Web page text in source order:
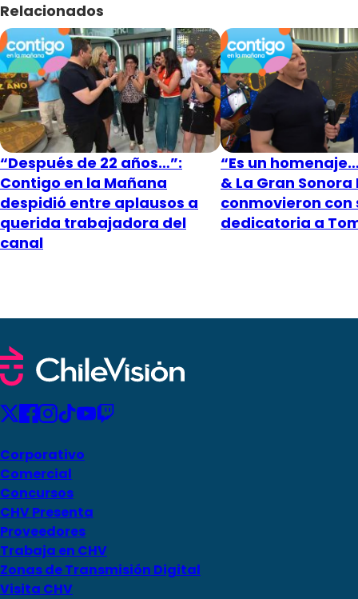
Relacionados
“Después de 22 años…”:
Contigo en la Mañana
despidió entre aplausos a
querida trabajadora del
canal
“Es un
& La Gran Sonora
conmovieron con
dedicatoria a
Corporativo
Comercial
Concursos
CHV Presenta
Proveedores
Trabaja en CHV
Zonas de Transmisión Digital
Visita CHV